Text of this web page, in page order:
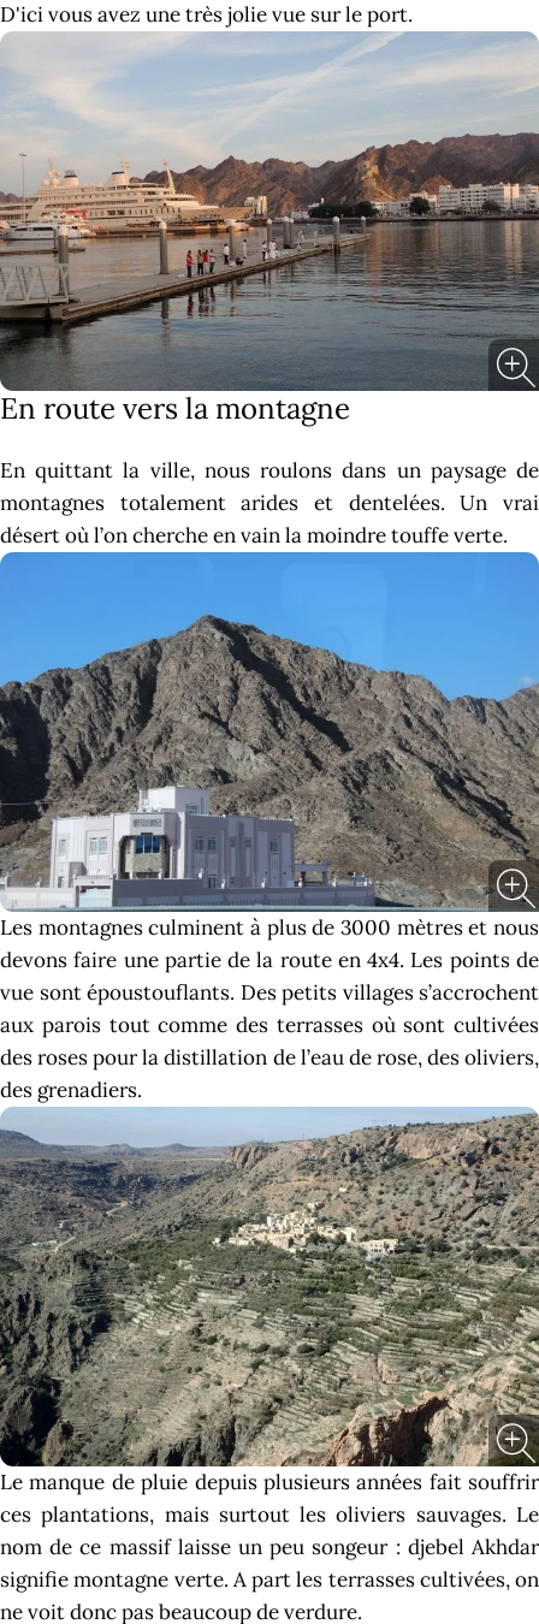
D'ici vous avez une très jolie vue sur le port.
En route vers la montagne
En quittant la ville, nous roulons dans un paysage de
montagnes totalement arides et dentelées. Un vrai
désert où l’on cherche en vain la moindre touffe verte.
Les montagnes culminent à plus de 3000 mètres et nous
devons faire une partie de la route en 4x4. Les points de
vue sont époustouflants. Des petits villages s’accrochent
aux parois tout comme des terrasses où sont cultivées
des roses pour la distillation de l’eau de rose, des oliviers,
des grenadiers.
Le manque de pluie depuis plusieurs années fait souffrir
ces plantations, mais surtout les oliviers sauvages. Le
nom de ce massif laisse un peu songeur : djebel Akhdar
signifie montagne verte. A part les terrasses cultivées, on
ne voit donc pas beaucoup de verdure.